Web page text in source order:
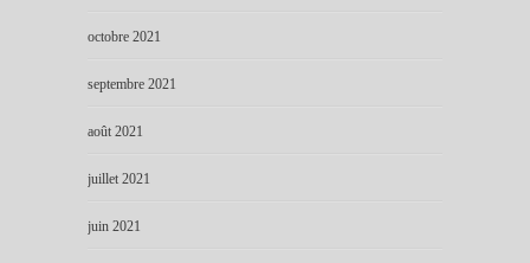
octobre 2021
septembre 2021
août 2021
juillet 2021
juin 2021